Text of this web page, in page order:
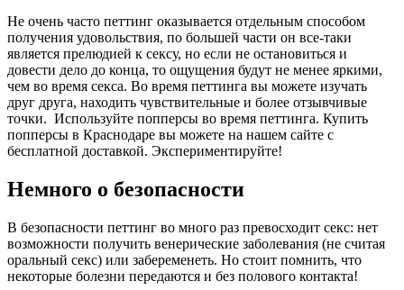
Не очень часто петтинг оказывается отдельным способом
получения удовольствия, по большей части он все-таки
является прелюдией к сексу, но если не остановиться и
довести дело до конца, то ощущения будут не менее яркими,
чем во время секса. Во время петтинга вы можете изучать
друг друга, находить чувствительные и более отзывчивые
точки. Используйте попперсы во время петтинга. Купить
попперсы в Краснодаре вы можете на нашем сайте с
бесплатной доставкой. Экспериментируйте!
Немного о безопасности
В безопасности петтинг во много раз превосходит секс: нет
возможности получить венерические заболевания (не считая
оральный секс) или забеременеть. Но стоит помнить, что
некоторые болезни передаются и без полового контакта!